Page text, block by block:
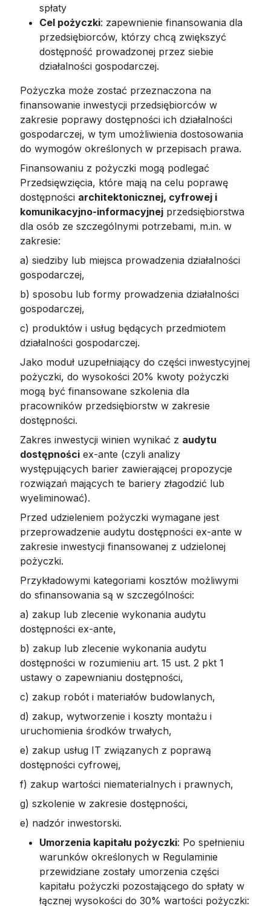
spłaty
Cel pożyczki: zapewnienie finansowania dla
przedsiębiorców, którzy chcą zwiększyć
dostępność prowadzonej przez siebie
działalności gospodarczej.
Pożyczka może zostać przeznaczona na
finansowanie inwestycji przedsiębiorców w
zakresie poprawy dostępności ich działalności
gospodarczej, w tym umożliwienia dostosowania
do wymogów określonych w przepisach prawa.
Finansowaniu z pożyczki mogą podlegać
Przedsięwzięcia, które mają na celu poprawę
dostępności architektonicznej, cyfrowej i
komunikacyjno-informacyjnej przedsiębiorstwa
dla osób ze szczególnymi potrzebami, m.in. w
zakresie:
a) siedziby lub miejsca prowadzenia działalności
gospodarczej,
b) sposobu lub formy prowadzenia działalności
gospodarczej,
c) produktów i usług będących przedmiotem
działalności gospodarczej.
Jako moduł uzupełniający do części inwestycyjnej
pożyczki, do wysokości 20% kwoty pożyczki
mogą być finansowane szkolenia dla
pracowników przedsiębiorstw w zakresie
dostępności.
Zakres inwestycji winien wynikać z audytu
dostępności ex-ante (czyli analizy
występujących barier zawierającej propozycje
rozwiązań mających te bariery złagodzić lub
wyeliminować).
Przed udzieleniem pożyczki wymagane jest
przeprowadzenie audytu dostępności ex-ante w
zakresie inwestycji finansowanej z udzielonej
pożyczki.
Przykładowymi kategoriami kosztów możliwymi
do sfinansowania są w szczególności:
a) zakup lub zlecenie wykonania audytu
dostępności ex-ante,
b) zakup lub zlecenie wykonania audytu
dostępności w rozumieniu art. 15 ust. 2 pkt 1
ustawy o zapewnianiu dostępności,
c) zakup robót i materiałów budowlanych,
d) zakup, wytworzenie i koszty montażu i
uruchomienia środków trwałych,
e) zakup usług IT związanych z poprawą
dostępności cyfrowej,
f) zakup wartości niematerialnych i prawnych,
g) szkolenie w zakresie dostępności,
e) nadzór inwestorski.
Umorzenia kapitału pożyczki: Po spełnieniu
warunków określonych w Regulaminie
przewidziane zostały umorzenia części
kapitału pożyczki pozostającego do spłaty w
łącznej wysokości do 30% wartości pożyczki: